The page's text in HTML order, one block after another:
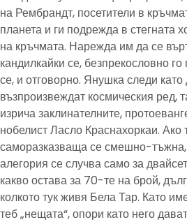
на Рембрандт, посетители в
планета и ги подрежда в стегната
на кръчмата. Нарежда им да се
кандилкайки се, безпрекословно
се, и отговорно. Янушка следи като
възпроизвеждат космическия ред,
изрича заклинателните,
нобелист Ласло Краснахоркаи. Ако
саморазказваща се смешно-
алегория се случва само за
какво остава за 70-те на брой,
колкото тук живя Бела Тар. Като
теб „нещата“, опори като него